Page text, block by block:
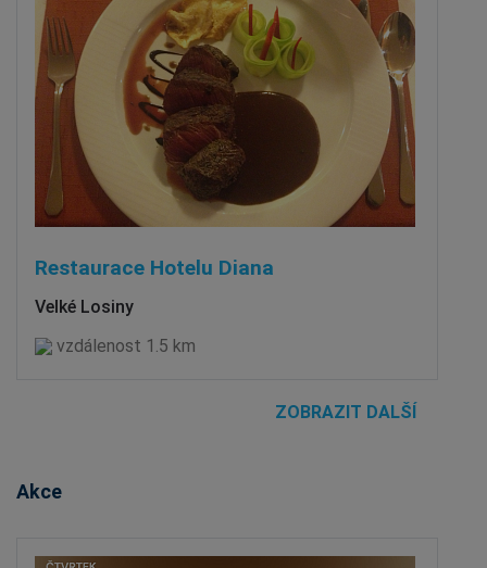
Restaurace Hotelu Diana
Velké Losiny
vzdálenost 1.5 km
ZOBRAZIT DALŠÍ
Akce